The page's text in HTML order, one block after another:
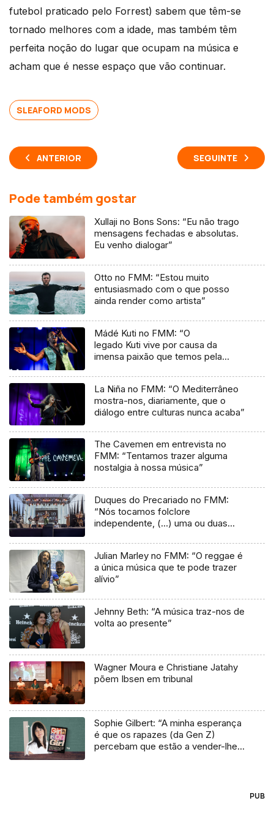
futebol praticado pelo Forrest) sabem que têm-se
tornado melhores com a idade, mas também têm
perfeita noção do lugar que ocupam na música e
acham que é nesse espaço que vão continuar.
SLEAFORD MODS
ANTERIOR SEGUINTE
Pode também gostar
Xullaji no Bons Sons: “Eu não trago
mensagens fechadas e absolutas.
Eu venho dialogar”
Otto no FMM: “Estou muito
entusiasmado com o que posso
ainda render como artista”
Mádé Kuti no FMM: “O
legado Kuti vive por causa da
imensa paixão que temos pela
La Niña no FMM: “O Mediterrâneo
mostra-nos, diariamente, que o
diálogo entre culturas nunca acaba”
The Cavemen em entrevista no
FMM: “Tentamos trazer alguma
nostalgia à nossa música”
Duques do Precariado no FMM:
“Nós tocamos folclore
independente, (…) uma ou duas
Julian Marley no FMM: “O reggae é
a única música que te pode trazer
alívio”
Jehnny Beth: “A música traz-nos de
volta ao presente”
Wagner Moura e Christiane Jatahy
põem Ibsen em tribunal
Sophie Gilbert: “A minha esperança
é que os rapazes (da Gen Z)
percebam que estão a vender-lhes
PUB